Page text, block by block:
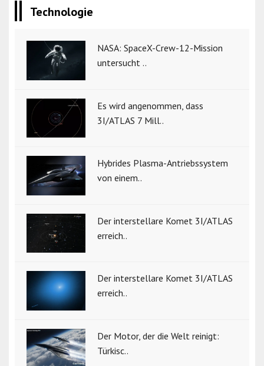
Technologie
NASA: SpaceX-Crew-12-Mission
untersucht ..
Es wird angenommen, dass
3I/ATLAS 7 Mill..
Hybrides Plasma-Antriebssystem
von einem..
Der interstellare Komet 3I/ATLAS
erreich..
Der interstellare Komet 3I/ATLAS
erreich..
Der Motor, der die Welt reinigt:
Türkisc..